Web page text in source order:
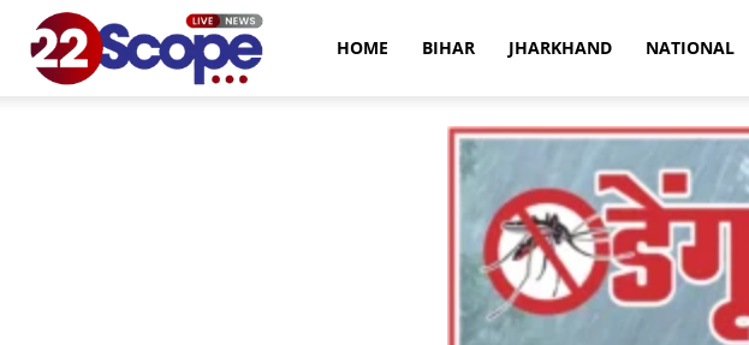
HOME BIHAR JHARKHAND NATIONAL